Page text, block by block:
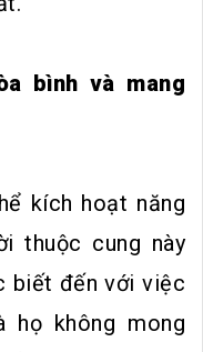
bình và mang
kích hoạt năng
thuộc cung này
biết đến với việc
họ không mong